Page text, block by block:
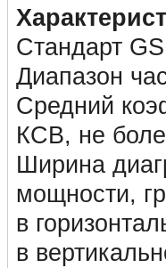
Стандарт
Диапазон
Средний
КСВ, не
Ширина
мощности,
в
в